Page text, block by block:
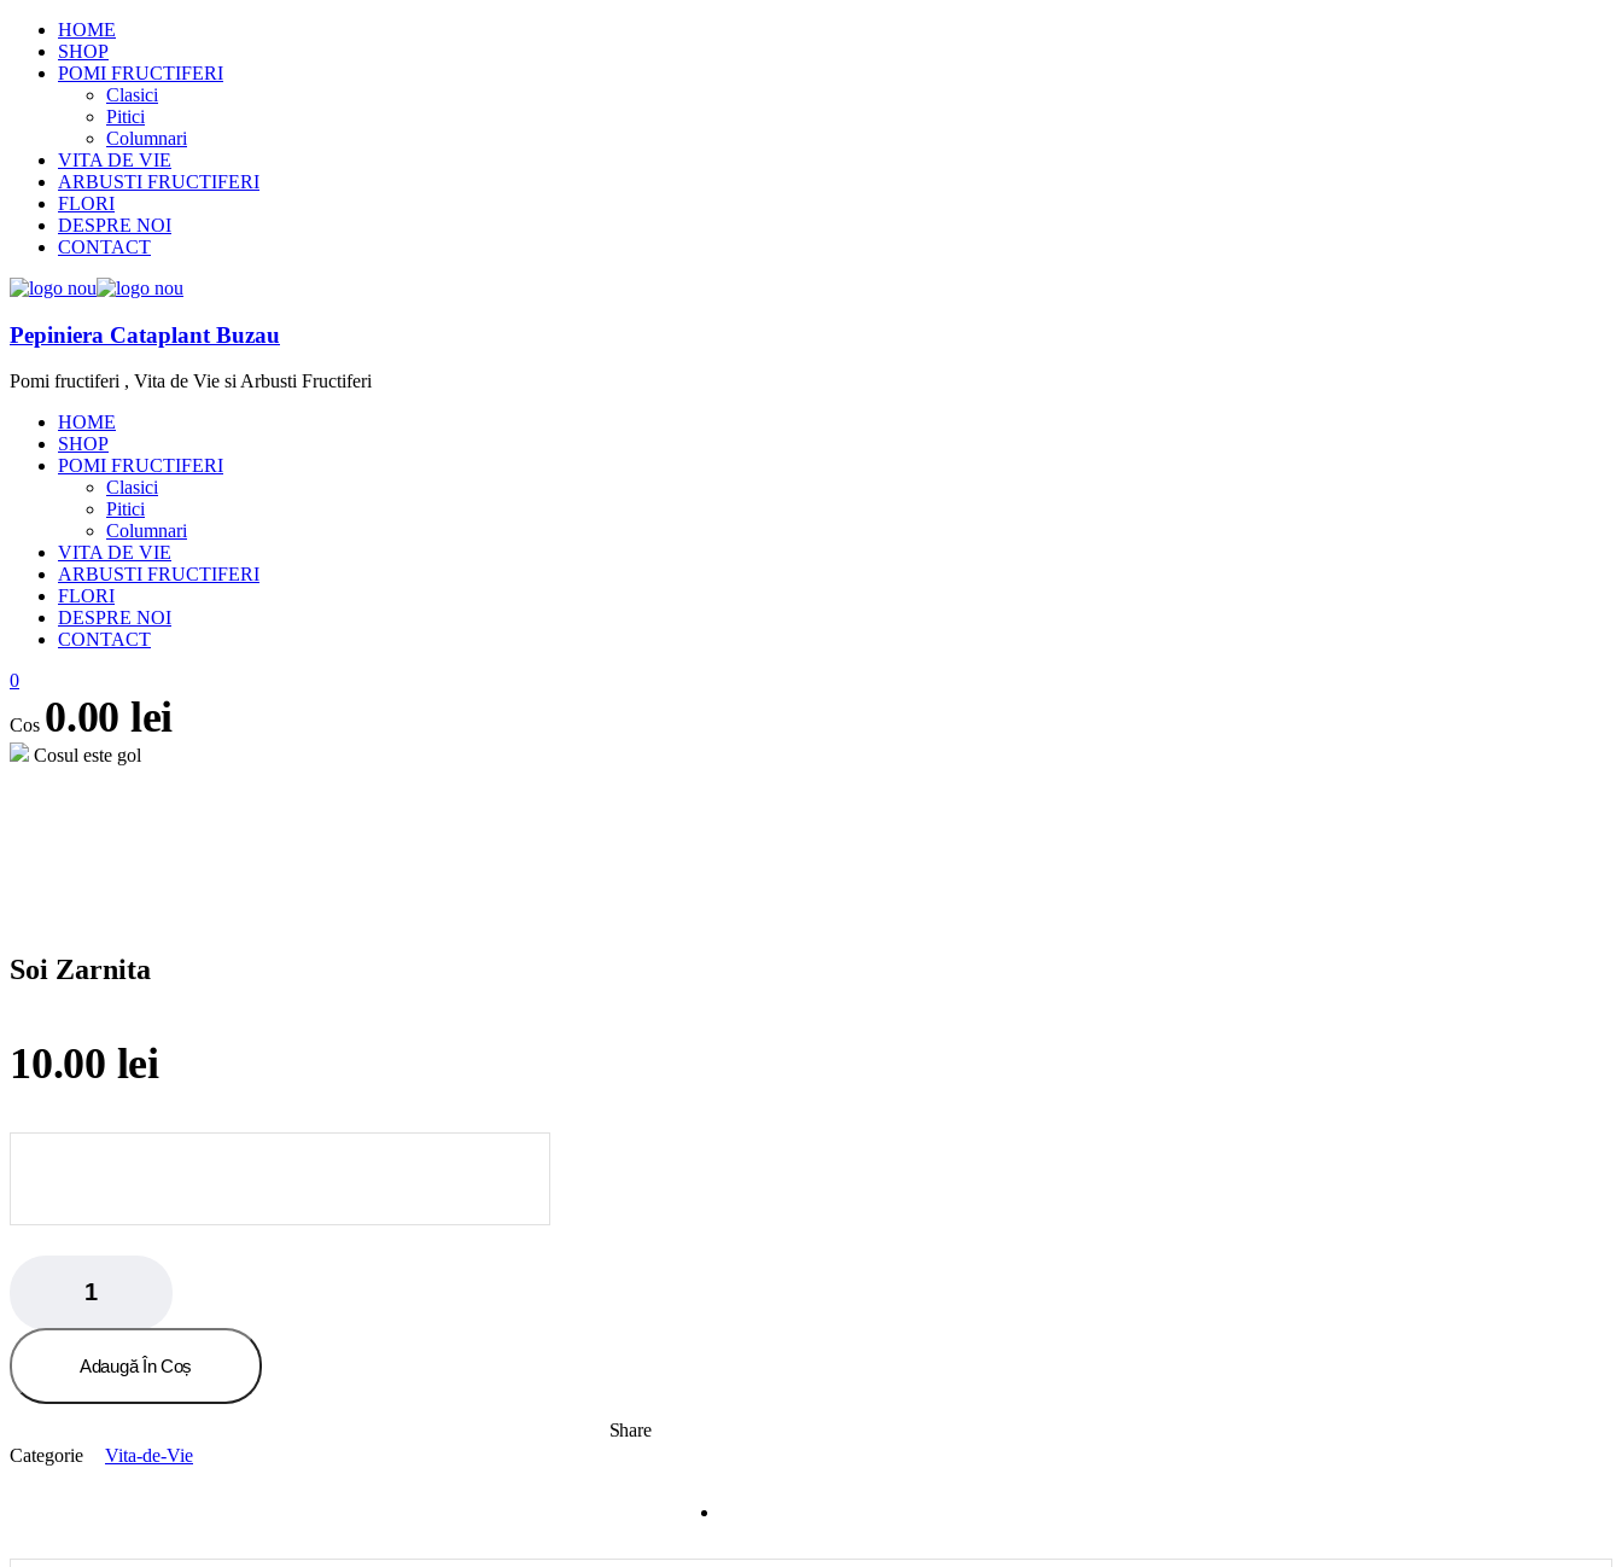
HOME
SHOP
POMI FRUCTIFERI
Clasici
Pitici
Columnari
VITA DE VIE
ARBUSTI FRUCTIFERI
FLORI
DESPRE NOI
CONTACT
Pepiniera Cataplant Buzau
Pomi fructiferi , Vita de Vie si Arbusti Fructiferi
HOME
SHOP
POMI FRUCTIFERI
Clasici
Pitici
Columnari
VITA DE VIE
ARBUSTI FRUCTIFERI
FLORI
DESPRE NOI
CONTACT
0
Cos 0.00 lei
Cosul este gol
Soi Zarnita
10.00 lei
Adaugă În Coș
Share
Categorie
Vita-de-Vie